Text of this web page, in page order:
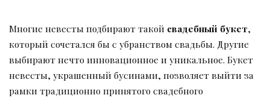
Многие невесты подбирают такой свадебный букет,
который сочетался бы с убранством свадьбы. Другие
выбирают нечто инновационное и уникальное. Букет
невесты, украшенный бусинами, позволяет выйти за
рамки традиционно принятого свадебного